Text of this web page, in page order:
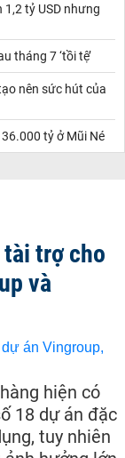
tỷ USD nhưng
tháng 7 ‘tồi tệ’
nên sức hút của
tỷ ở Mũi Né
tài trợ cho
và
hiện có
18 dự án đặc
tuy nhiên